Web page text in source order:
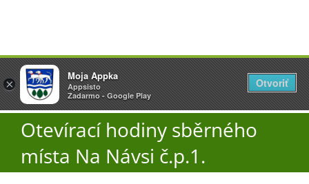
Přeskočit
na
obsah
Úřad
O obci
Otevírací hodiny sběrného
místa Na Návsi č.p.1.
×
Vyžlovka
AppSisto
- In Google Play
Otevřít
×
Moja Appka
Appsisto
Zadarmo - Google Play
Otvoriť